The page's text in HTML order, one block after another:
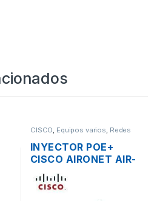
CISCO, Equipos varios, Redes
INYECTOR POE+
CISCO AIRONET AIR-
PWRINJ4= 30W
802.3 AF/AT